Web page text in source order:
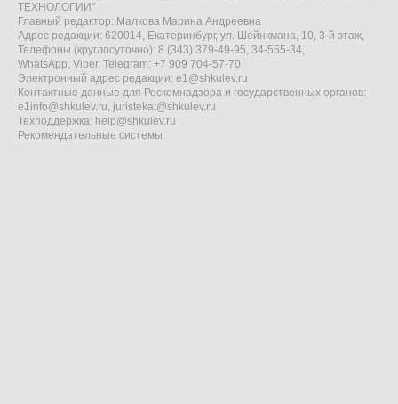
ТЕХНОЛОГИИ"
Главный редактор: Малкова Марина Андреевна
Адрес редакции: 620014, Екатеринбург, ул. Шейнкмана, 10, 3-й этаж,
Телефоны (круглосуточно): 8 (343) 379-49-95, 34-555-34,
WhatsApp, Viber, Telegram: +7 909 704-57-70
Электронный адрес редакции: e1@shkulev.ru
Контактные данные для Роскомнадзора и государственных органов:
e1info@shkulev.ru, juristekat@shkulev.ru
Техподдержка: help@shkulev.ru
Рекомендательные системы